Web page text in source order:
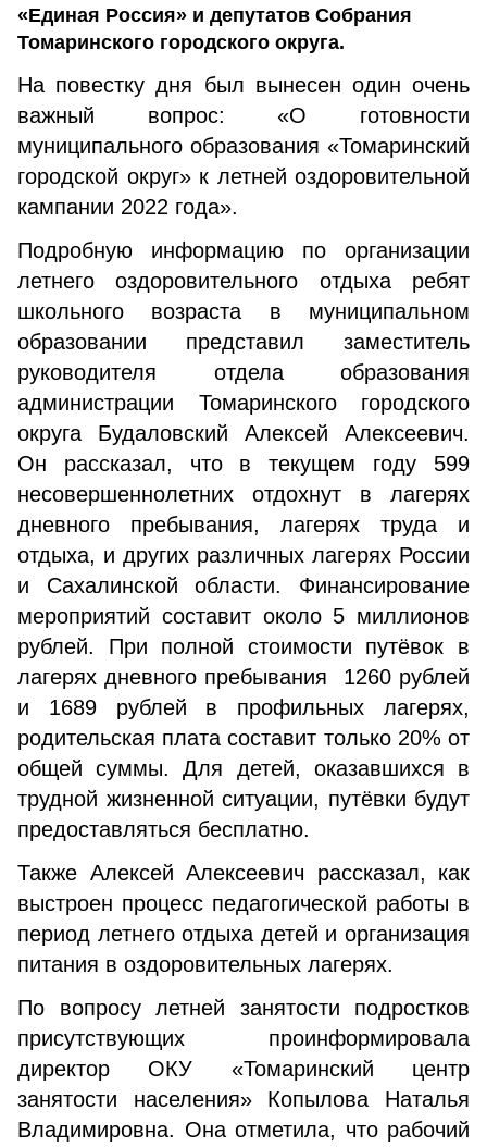
«Единая Россия» и депутатов Собрания
Томаринского городского округа.
На повестку дня был вынесен один очень
важный вопрос: «О готовности
муниципального образования «Томаринский
городской округ» к летней оздоровительной
кампании 2022 года».
Подробную информацию по организации
летнего оздоровительного отдыха ребят
школьного возраста в муниципальном
образовании представил заместитель
руководителя отдела образования
администрации Томаринского городского
округа Будаловский Алексей Алексеевич.
Он рассказал, что в текущем году 599
несовершеннолетних отдохнут в лагерях
дневного пребывания, лагерях труда и
отдыха, и других различных лагерях России
и Сахалинской области. Финансирование
мероприятий составит около 5 миллионов
рублей. При полной стоимости путёвок в
лагерях дневного пребывания 1260 рублей
и 1689 рублей в профильных лагерях,
родительская плата составит только 20% от
общей суммы. Для детей, оказавшихся в
трудной жизненной ситуации, путёвки будут
предоставляться бесплатно.
Также Алексей Алексеевич рассказал, как
выстроен процесс педагогической работы в
период летнего отдыха детей и организация
питания в оздоровительных лагерях.
По вопросу летней занятости подростков
присутствующих проинформировала
директор ОКУ «Томаринский центр
занятости населения» Копылова Наталья
Владимировна. Она отметила, что рабочий